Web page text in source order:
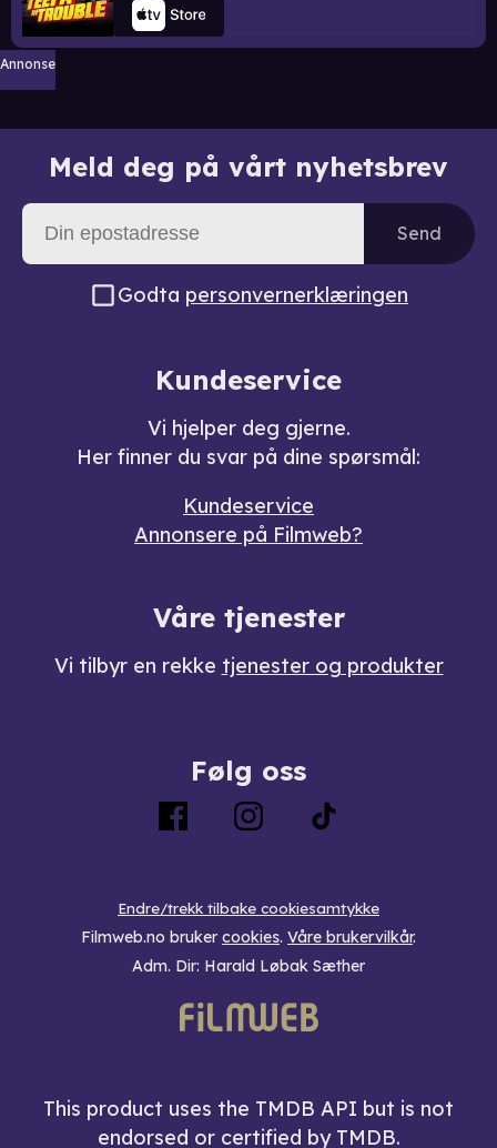
Annonse
Meld deg på vårt nyhetsbrev
Send
Godta personvernerklæringen
Kundeservice
Vi hjelper deg gjerne.
Her finner du svar på dine spørsmål:
Kundeservice
Annonsere på Filmweb?
Våre tjenester
Vi tilbyr en rekke tjenester og produkter
Følg oss
Endre/trekk tilbake cookiesamtykke
Filmweb.no bruker cookies. Våre brukervilkår.
Adm. Dir: Harald Løbak Sæther
This product uses the TMDB API but is not
endorsed or certified by TMDB.